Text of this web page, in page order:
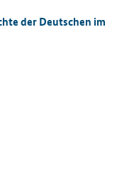
der Deutschen im